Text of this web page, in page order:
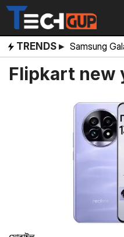
Skip
content
TRENDS ▸ Samsung
Flipkart new